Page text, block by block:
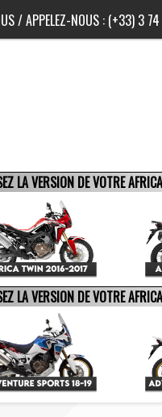
/ APPELEZ-NOUS : (+33) 3
LA VERSION DE VOTRE
LA VERSION DE VOTRE